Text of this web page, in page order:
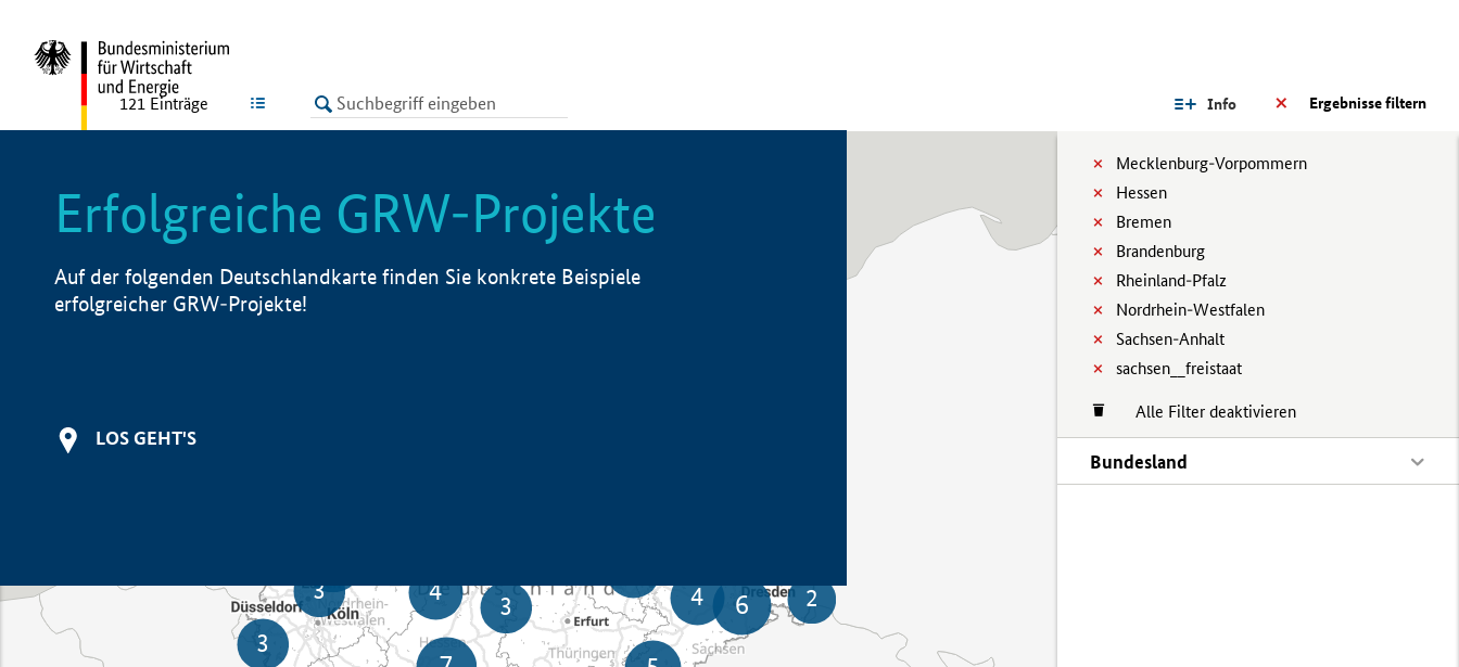
LISTE Ergebnisse filtern
Info
Mecklenburg-Vorpommern
Hessen
Bremen
Brandenburg
Rheinland-Pfalz
Nordrhein-Westfalen
Sachsen-Anhalt
sachsen__freistaat
Alle Filter deaktivieren
Bundesland
121 Einträge
Erfolgreiche GRW-Projekte
Auf der folgenden Deutschlandkarte finden Sie konkrete Beispiele
erfolgreicher GRW-Projekte!
LOS GEHT'S